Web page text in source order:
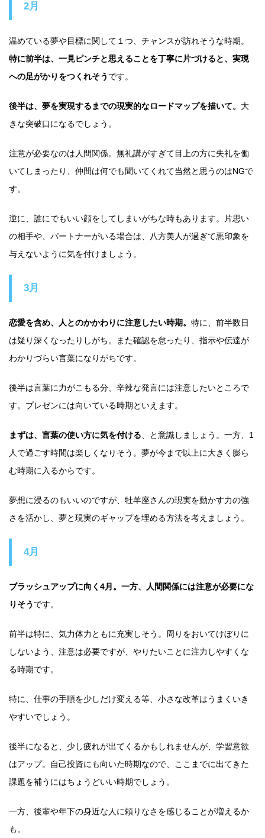
2月
温めている夢や目標に関して１つ、チャンスが訪れそうな時期。
特に前半は、一見ピンチと思えることを丁寧に片づけると、実現
への足がかりをつくれそう です。
後半は、夢を実現するまでの現実的なロードマップを描いて。 大
きな突破口になるでしょう。
注意が必要なのは人間関係。無礼講がすぎて目上の方に失礼を働
いてしまったり、仲間は何でも聞いてくれて当然と思うのはNGで
す。
逆に、誰にでもいい顔をしてしまいがちな時もあります。片思い
の相手や、パートナーがいる場合は、八方美人が過ぎて悪印象を
与えないように気を付けましょう。
3月
恋愛を含め、人とのかかわりに注意したい時期。 特に、前半数日
は疑り深くなったりしがち。また確認を怠ったり、指示や伝達が
わかりづらい言葉になりがちです。
後半は言葉に力がこもる分、辛辣な発言には注意したいところで
す。プレゼンには向いている時期といえます。
まずは、言葉の使い方に気を付ける 、と意識しましょう。一方、1
人で過ごす時間は楽しくなりそう。夢が今まで以上に大きく膨ら
む時期に入るからです。
夢想に浸るのもいいのですが、牡羊座さんの現実を動かす力の強
さを活かし、夢と現実のギャップを埋める方法を考えましょう。
4月
ブラッシュアップに向く4月。一方、人間関係には注意が必要にな
りそう です。
前半は特に、気力体力ともに充実しそう。周りをおいてけぼりに
しないよう、注意は必要ですが、やりたいことに注力しやすくな
る時期です。
特に、仕事の手順を少しだけ変える等、小さな改革はうまくいき
やすいでしょう。
後半になると、少し疲れが出てくるかもしれませんが、学習意欲
はアップ。自己投資にも向いた時期なので、ここまでに出てきた
課題を補うにはちょうどいい時期でしょう。
一方、後輩や年下の身近な人に頼りなさを感じることが増えるか
も。